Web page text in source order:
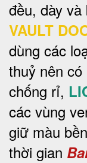
đều, dày
VAULT
dùng các
thuỷ nên
chống rỉ,
các vùng
giữ màu
thời gian